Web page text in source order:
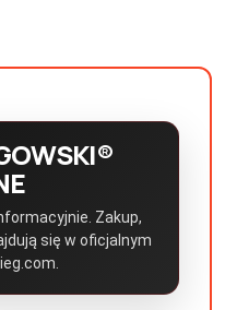
Zakup,
się w oficjalnym